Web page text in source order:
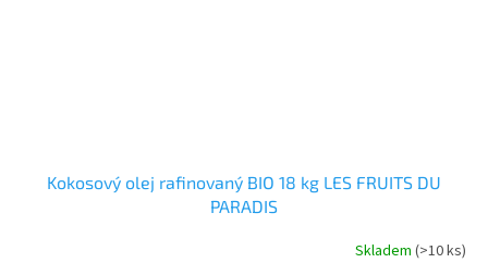
Kokosový olej rafinovaný BIO 18 kg LES FRUITS DU
PARADIS
Skladem (>10 ks)